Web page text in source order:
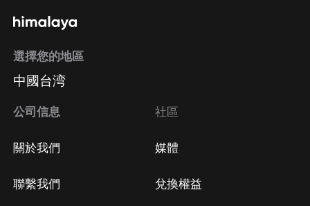
選擇您的地區
中國台湾
公司信息
關於我們
聯繫我們
社區
媒體
兌換權益